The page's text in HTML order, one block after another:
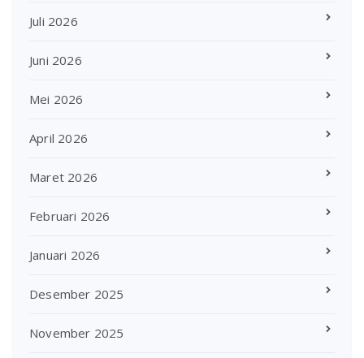
Juli 2026
Juni 2026
Mei 2026
April 2026
Maret 2026
Februari 2026
Januari 2026
Desember 2025
November 2025